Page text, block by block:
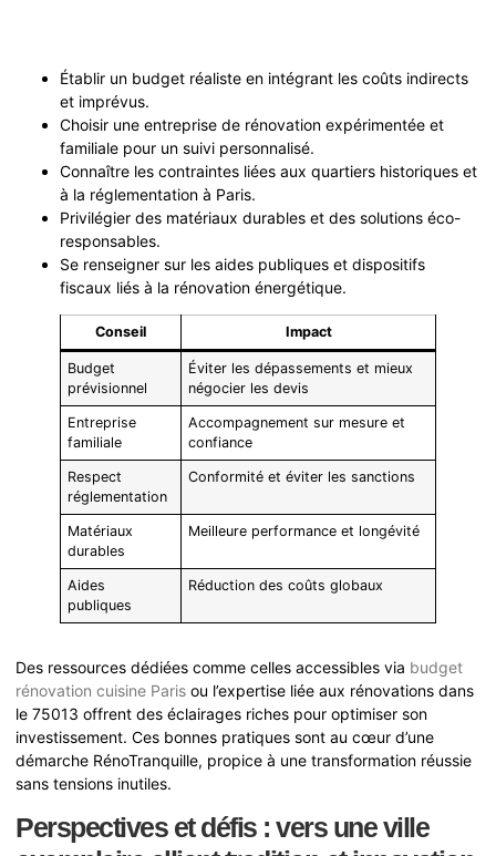
Établir un budget réaliste en intégrant les coûts indirects
et imprévus.
Choisir une entreprise de rénovation expérimentée et
familiale pour un suivi personnalisé.
Connaître les contraintes liées aux quartiers historiques et
à la réglementation à Paris.
Privilégier des matériaux durables et des solutions éco-
responsables.
Se renseigner sur les aides publiques et dispositifs
fiscaux liés à la rénovation énergétique.
Conseil Impact
Budget
prévisionnel
Éviter les dépassements et mieux
négocier les devis
Entreprise
familiale
Accompagnement sur mesure et
confiance
Respect
réglementation
Conformité et éviter les sanctions
Matériaux
durables
Meilleure performance et longévité
Aides
publiques
Réduction des coûts globaux
Des ressources dédiées comme celles accessibles via budget
rénovation cuisine Paris ou l’expertise liée aux rénovations dans
le 75013 offrent des éclairages riches pour optimiser son
investissement. Ces bonnes pratiques sont au cœur d’une
démarche RénoTranquille, propice à une transformation réussie
sans tensions inutiles.
Perspectives et défis : vers une ville